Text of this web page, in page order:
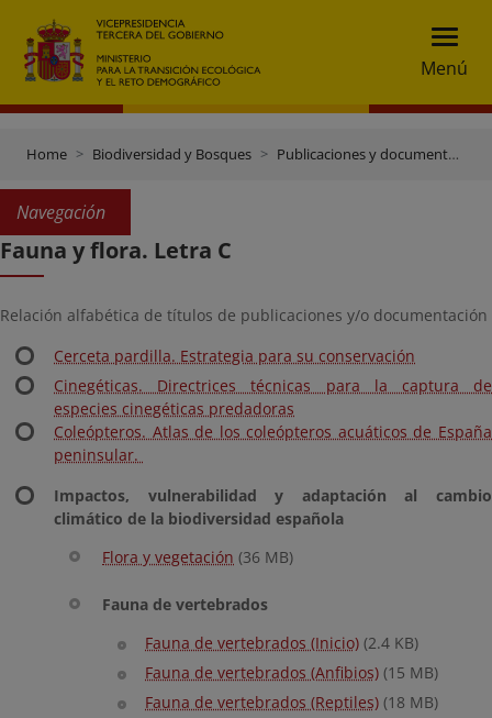
Menú
Home Biodiversidad y Bosques Publicaciones y documentación
Navegación
Fauna y flora. Letra C
Relación alfabética de títulos de publicaciones y/o documentación
Cerceta pardilla. Estrategia para su conservación
Cinegéticas. Directrices técnicas para la captura de
especies cinegéticas predadoras
Coleópteros. Atlas de los coleópteros acuáticos de España
peninsular.
Impactos, vulnerabilidad y adaptación al cambio
climático de la biodiversidad española
Flora y vegetación (36 MB)
Fauna de vertebrados
Fauna de vertebrados (Inicio) (2.4 KB)
Fauna de vertebrados (Anfibios) (15 MB)
Fauna de vertebrados (Reptiles) (18 MB)